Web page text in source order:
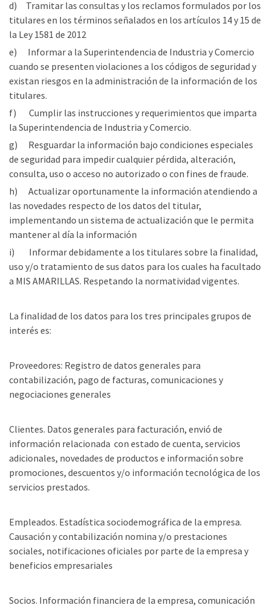
d) Tramitar las consultas y los reclamos formulados por los
titulares en los términos señalados en los artículos 14 y 15 de
la Ley 1581 de 2012
e) Informar a la Superintendencia de Industria y Comercio
cuando se presenten violaciones a los códigos de seguridad y
existan riesgos en la administración de la información de los
titulares.
f) Cumplir las instrucciones y requerimientos que imparta
la Superintendencia de Industria y Comercio.
g) Resguardar la información bajo condiciones especiales
de seguridad para impedir cualquier pérdida, alteración,
consulta, uso o acceso no autorizado o con fines de fraude.
h) Actualizar oportunamente la información atendiendo a
las novedades respecto de los datos del titular,
implementando un sistema de actualización que le permita
mantener al día la información
i) Informar debidamente a los titulares sobre la finalidad,
uso y/o tratamiento de sus datos para los cuales ha facultado
a MIS AMARILLAS. Respetando la normatividad vigentes.
La finalidad de los datos para los tres principales grupos de
interés es:
Proveedores: Registro de datos generales para
contabilización, pago de facturas, comunicaciones y
negociaciones generales
Clientes. Datos generales para facturación, envió de
información relacionada con estado de cuenta, servicios
adicionales, novedades de productos e información sobre
promociones, descuentos y/o información tecnológica de los
servicios prestados.
Empleados. Estadística sociodemográfica de la empresa.
Causación y contabilización nomina y/o prestaciones
sociales, notificaciones oficiales por parte de la empresa y
beneficios empresariales
Socios. Información financiera de la empresa, comunicación